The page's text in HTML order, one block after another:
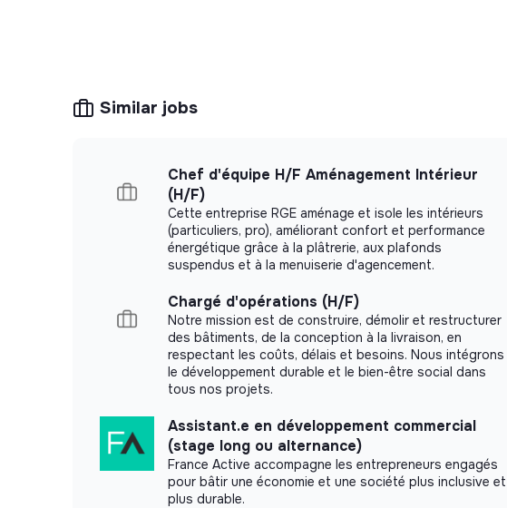
Similar jobs
Chef d'équipe H/F Aménagement Intérieur
(H/F)
Cette entreprise RGE aménage et isole les intérieurs
(particuliers, pro), améliorant confort et performance
énergétique grâce à la plâtrerie, aux plafonds
suspendus et à la menuiserie d'agencement.
Chargé d'opérations (H/F)
Notre mission est de construire, démolir et restructurer
des bâtiments, de la conception à la livraison, en
respectant les coûts, délais et besoins. Nous intégrons
le développement durable et le bien-être social dans
tous nos projets.
Assistant.e en développement commercial
(stage long ou alternance)
France Active accompagne les entrepreneurs engagés
pour bâtir une économie et une société plus inclusive et
plus durable.